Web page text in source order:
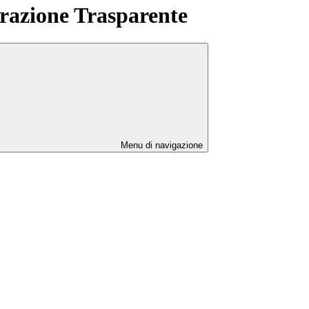
Trasparente
Menu di navigazione